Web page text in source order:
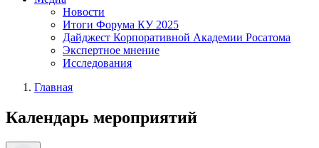
Новости
Итоги Форума КУ 2025
Дайджест Корпоративной Академии Росатома
Экспертное мнение
Исследования
Главная
Календарь мероприятий